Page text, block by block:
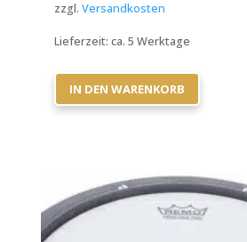
zzgl. Versandkosten
Lieferzeit: ca. 5 Werktage
IN DEN WARENKORB